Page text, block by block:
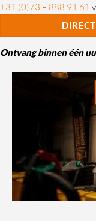
+31 (0)73 – 888 91 61
Ontvang binnen één